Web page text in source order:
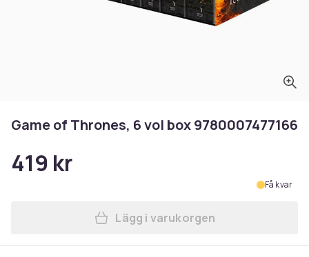
Game of Thrones, 6 vol box 9780007477166
419 kr
Få kvar
Lägg till Game of Thrones,
Lägg i varukorgen